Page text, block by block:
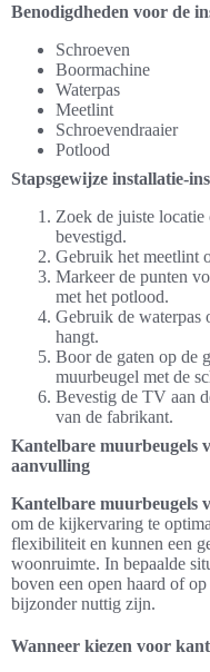
Benodigdheden voor de
Schroeven
Boormachine
Waterpas
Meetlint
Schroevendraaier
Potlood
Stapsgewijze installatie-
Zoek de juiste
bevestigd.
Gebruik het meetlint
Markeer de punten
met het potlood.
Gebruik de waterpas
hangt.
Boor de gaten op de
muurbeugel met de
Bevestig de TV aan
van de fabrikant.
Kantelbare muurbeugels
aanvulling
Kantelbare muurbeugels
om de kijkervaring te
flexibiliteit en kunnen een
woonruimte. In bepaalde
boven een open haard of
bijzonder nuttig zijn.
Wanneer kiezen voor